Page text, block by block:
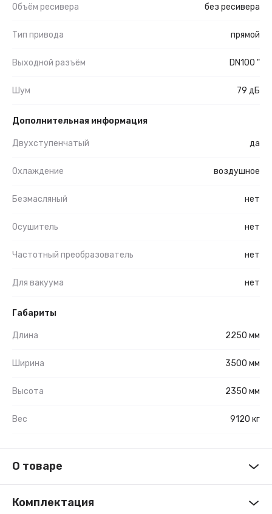
Объём ресивера без ресивера
Тип привода прямой
Выходной разъём DN100 "
Шум 79 дБ
Дополнительная информация
Двухступенчатый да
Охлаждение воздушное
Безмасляный нет
Осушитель нет
Частотный преобразователь нет
Для вакуума нет
Габариты
Длина 2250 мм
Ширина 3500 мм
Высота 2350 мм
Вес 9120 кг
О товаре
Комплектация